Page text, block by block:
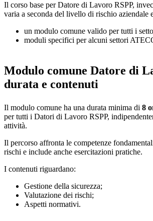
Il corso base per Datore di Lavoro RSPP,
varia a seconda del livello di rischio aziendale
un modulo comune valido per tutti i
moduli specifici per alcuni settori
Modulo comune Datore di
durata e contenuti
Il modulo comune ha una durata minima di 8
per tutti i Datori di Lavoro RSPP,
attività.
Il percorso affronta le competenze
rischi e include anche esercitazioni pratiche.
I contenuti riguardano:
Gestione della sicurezza;
Valutazione dei rischi;
Aspetti normativi.